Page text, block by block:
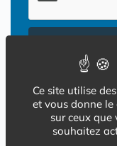
En cliquant sur le
ou téléphone par les
demande
Ce site utilise
et vous donne le
sur ceux que
souhaitez